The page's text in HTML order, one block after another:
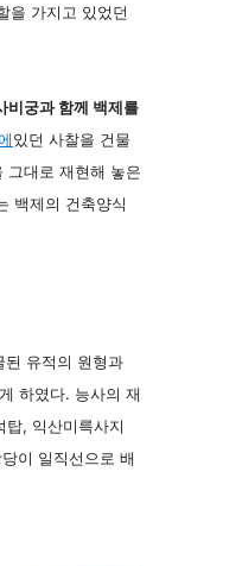
을 가지고 있었던
비궁과 함께 백제를
있던 사찰을 건물
그대로 재현해 놓은
백제의 건축양식
된 유적의 원형과
하였다. 능사의 재
, 익산미륵사지
이 일직선으로 배